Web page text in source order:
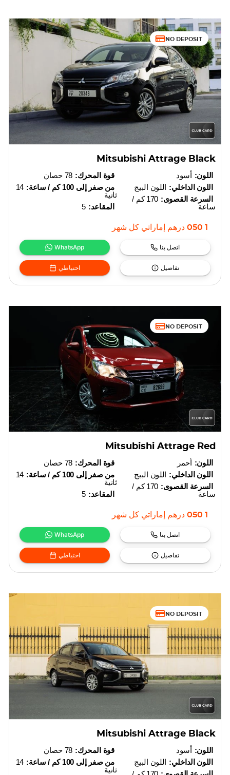
NO DEPOSIT
Mitsubishi Attrage Black
قوة المحرك: 78 حصان
من صفر إلى 100 كم / ساعة:
14
ثانية
المقاعد: 5
اللون: أسود
اللون الداخلي: اللون البيج
السرعة القصوى:
170 كم /
ساعة
1 050 درهم إماراتي كل شهر
WhatsApp اتصل بنا
احتياطي تفاصيل
NO DEPOSIT
Mitsubishi Attrage Red
قوة المحرك: 78 حصان
من صفر إلى 100 كم / ساعة:
14
ثانية
المقاعد: 5
اللون: أحمر
اللون الداخلي: اللون البيج
السرعة القصوى:
170 كم /
ساعة
1 050 درهم إماراتي كل شهر
WhatsApp اتصل بنا
احتياطي تفاصيل
NO DEPOSIT
Mitsubishi Attrage Black
قوة المحرك: 78 حصان
من صفر إلى 100 كم / ساعة:
14
ثانية
اللون: أسود
اللون الداخلي: اللون البيج